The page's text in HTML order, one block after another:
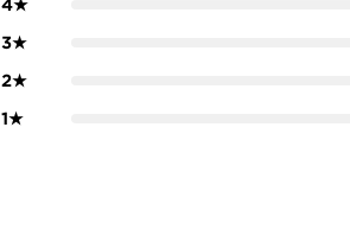
4★
3★
2★
1★